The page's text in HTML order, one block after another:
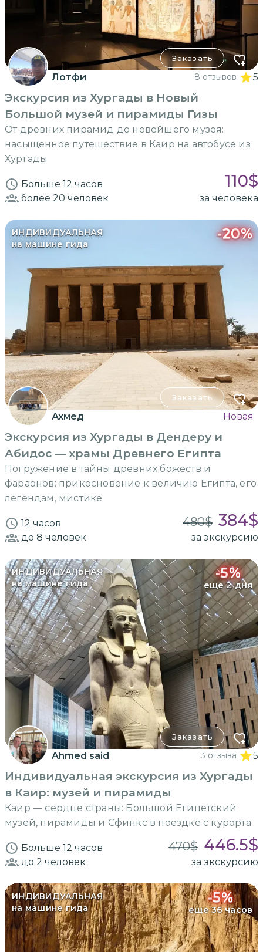
Заказать
Лотфи 8 отзывов 5
Экскурсия из Хургады в Новый
Большой музей и пирамиды Гизы
От древних пирамид до новейшего музея:
насыщенное путешествие в Каир на автобусе из
Хургады
Больше 12 часов 110$
более 20 человек за человека
ИНДИВИДУАЛЬНАЯ
на машине гида
-20%
Заказать
Ахмед Новая
Экскурсия из Хургады в Дендеру и
Абидос — храмы Древнего Египта
Погружение в тайны древних божеств и
фараонов: прикосновение к величию Египта, его
легендам, мистике
12 часов 480$ 384$
до 8 человек за экскурсию
ИНДИВИДУАЛЬНАЯ
на машине гида
-5%
еще 2 дня
Заказать
Ahmed said 3 отзыва 5
Индивидуальная экскурсия из Хургады
в Каир: музей и пирамиды
Каир — сердце страны: Большой Египетский
музей, пирамиды и Сфинкс в поездке с курорта
Больше 12 часов 470$ 446.5$
до 2 человек за экскурсию
ИНДИВИДУАЛЬНАЯ
на машине гида
-5%
еще 36 часов